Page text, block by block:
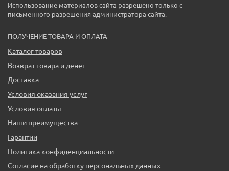
Использование материалов сайта разрешено только с
письменного разрешения администратора сайта.
ПОЛУЧЕНИЕ ТОВАРА И ОПЛАТА
Каталог товаров
Возврат товара и денег
Доставка
Условия оказания услуг
Условия оплаты
Наши преимущества
Гарантии
Политика конфиденциальности
Согласие на обработку персональных данных